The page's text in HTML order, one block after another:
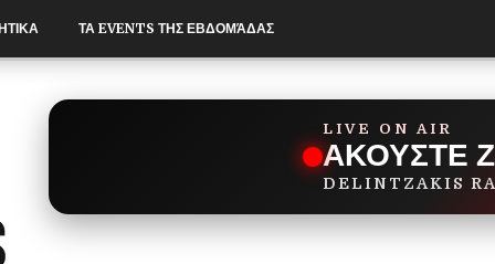
LIVE ON AIR
ΑΚΟΥΣΤΕ
DELINTZAKIS
ΤΑ EVENTS ΤΗΣ ΕΒΔΟΜΆΔΑΣ